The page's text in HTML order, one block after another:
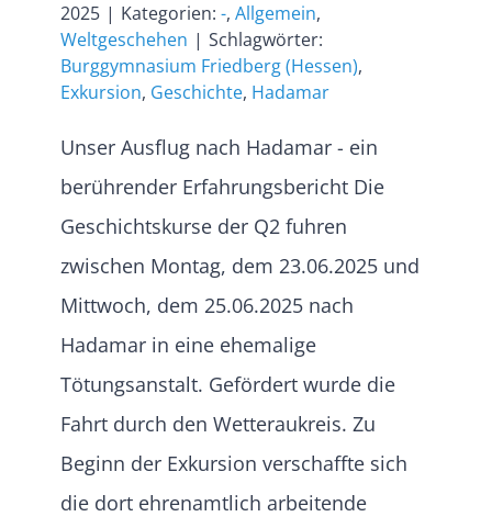
2025 | Kategorien: -, Allgemein,
Weltgeschehen | Schlagwörter:
Burggymnasium Friedberg (Hessen),
Exkursion, Geschichte, Hadamar
Unser Ausflug nach Hadamar - ein
berührender Erfahrungsbericht Die
Geschichtskurse der Q2 fuhren
zwischen Montag, dem 23.06.2025 und
Mittwoch, dem 25.06.2025 nach
Hadamar in eine ehemalige
Tötungsanstalt. Gefördert wurde die
Fahrt durch den Wetteraukreis. Zu
Beginn der Exkursion verschaffte sich
die dort ehrenamtlich arbeitende